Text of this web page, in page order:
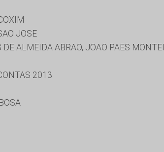
JOSE
DE ALMEIDA ABRAO, JOAO PAES
2013